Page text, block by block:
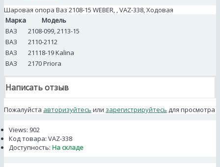
Шаровая опора Ваз 2108-15 WEBER, , VAZ-338, Ходовая
Марка
Модель
ВАЗ
2108-099, 2113-15
ВАЗ
2110-2112
ВАЗ
21118-19 Kalina
ВАЗ
2170 Priora
Написать отзыв
Пожалуйста авторизуйтесь или зарегистрируйтесь для просмотра
Views: 902
Код товара: VAZ-338
Доступность: На складе